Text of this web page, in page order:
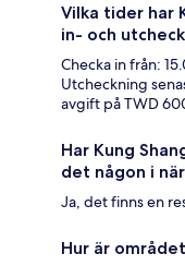
Vilka tider har
in- och
Checka in från:
Utcheckning
avgift på TWD
Har Kung
det någon i
Ja, det finns en
Hur är